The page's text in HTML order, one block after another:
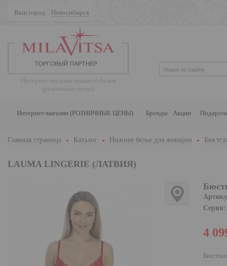
Ваш город: Новосибирск
Интернет-магазин нижнего белья
(розничные цены)
Интернет-магазин (РОЗНИЧНЫЕ ЦЕНЫ) Бренды Акции
Главная страница Каталог Нижнее белье для женщин
LAUMA LINGERIE (ЛАТВИЯ)
Серия:
4